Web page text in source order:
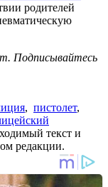
родителей
Подписывайтесь
, пистолет,
текст и
редакции.